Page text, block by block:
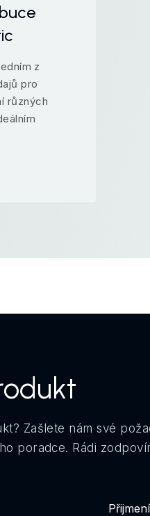
z
pro
různých
Zašlete nám své
poradce. Rádi
Přijmení